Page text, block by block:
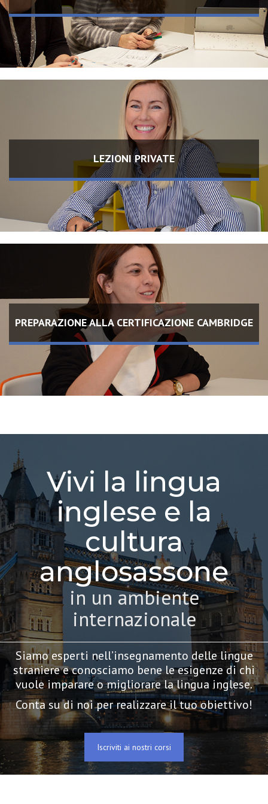
LEZIONI PRIVATE
PREPARAZIONE ALLA CERTIFICAZIONE CAMBRIDGE
Vivi la lingua
inglese e la
cultura
anglosassone
in un ambiente
internazionale
Siamo esperti nell’insegnamento delle lingue
straniere e conosciamo bene le esigenze di chi
vuole imparare o migliorare la lingua inglese.
Conta su di noi per realizzare il tuo obiettivo!
Iscriviti ai nostri corsi